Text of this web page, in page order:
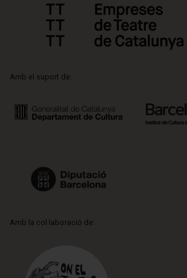
Amb el suport de:
Amb la col·laboració de: